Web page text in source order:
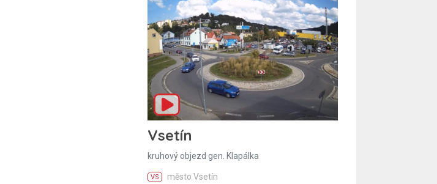
Vsetín
kruhový objezd gen. Klapálka
VS město Vsetín